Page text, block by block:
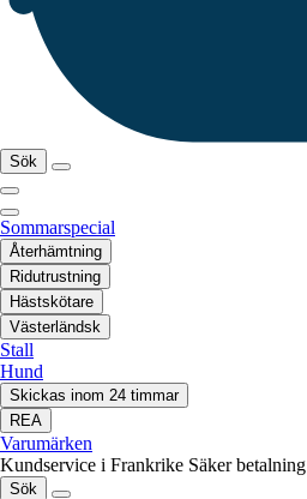
Sök
Sommarspecial
Återhämtning
Ridutrustning
Hästskötare
Västerländsk
Stall
Hund
Skickas inom 24 timmar
REA
Varumärken
Kundservice i Frankrike Säker betalning
Sök